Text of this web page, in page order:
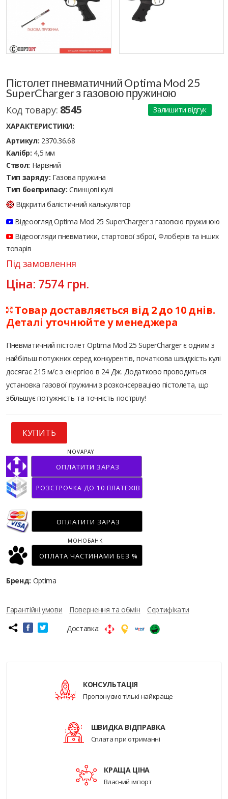
Пістолет пневматичний Optima Mod 25
SuperCharger з газовою пружиною
Код товару: 8545
Залишити відгук
ХАРАКТЕРИСТИКИ:
Артикул: 2370.36.68
Калібр: 4,5 мм
Ствол: Нарізний
Тип заряду: Газова пружина
Тип боеприпасу: Cвинцові кулі
Відкрити балістичний калькулятор
Відеоогляд Optima Mod 25 SuperCharger з газовою пружиною
Відеоогляди пневматики, стартової зброї, Флоберів та інших
товарів
Під замовлення
Ціна: 7574грн.
Товар доставляється від 2 до 10 днів.
Деталі уточнюйте у менеджера
Пневматичний пістолет Optima Mod 25 SuperCharger є одним з
найбільш потужних серед конкурентів, початкова швидкість кулі
досягає 215 м/с з енергією в 24 Дж. Додатково проводиться
установка газової пружини з розконсервацією пістолета, що
збільшує потужність та точність пострілу!
КУПИТЬ
ОПЛАТИТИ ЗАРАЗ
NOVAPAY
РОЗСТРОЧКА ДО 10 ПЛАТЕЖІВ
ОПЛАТИТИ ЗАРАЗ
ОПЛАТА ЧАСТИНАМИ БЕЗ %
МОНОБАНК
Бренд: Optima
Гарантійні умови Повернення та обмін
Сертифікати
Доставка:
КОНСУЛЬТАЦІЯ
Пропонуємо тількі найкраще
ШВИДКА ВІДПРАВКА
Сплата при отриманні
КРАЩА ЦІНА
Власний імпорт